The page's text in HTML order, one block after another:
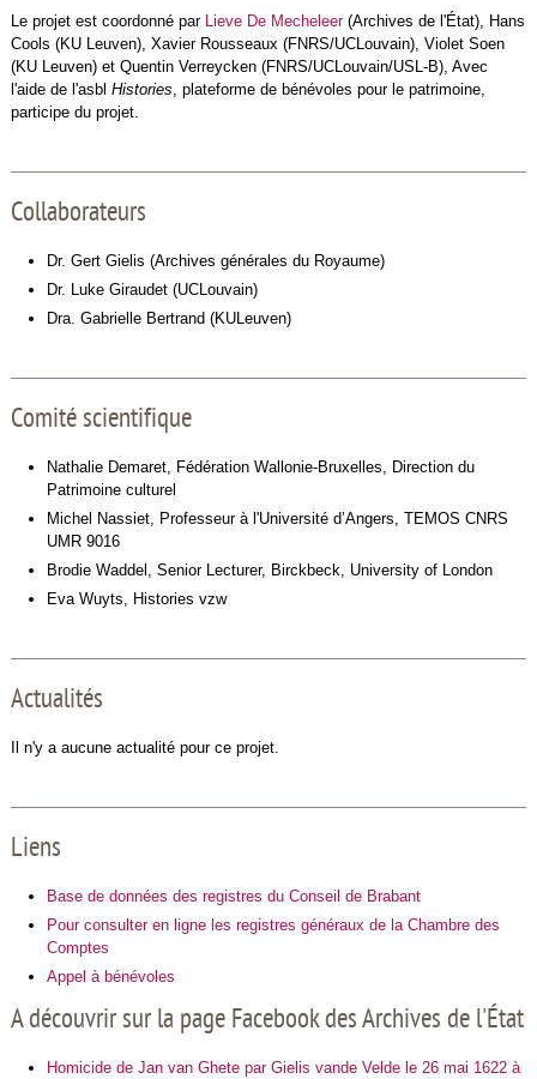
Le projet est coordonné par Lieve De Mecheleer(Archives de l'État), Hans
Cools (KU Leuven), Xavier Rousseaux (FNRS/UCLouvain), Violet Soen
(KU Leuven) et Quentin Verreycken (FNRS/UCLouvain/USL-B), Avec
l'aide de l'asbl Histories, plateforme de bénévoles pour le patrimoine,
participe du projet.
Collaborateurs
Dr. Gert Gielis (Archives générales du Royaume)
Dr. Luke Giraudet (UCLouvain)
Dra. Gabrielle Bertrand (KULeuven)
Comité scientifique
Nathalie Demaret, Fédération Wallonie-Bruxelles, Direction du
Patrimoine culturel
Michel Nassiet, Professeur à l'Université d’Angers, TEMOS CNRS
UMR 9016
Brodie Waddel, Senior Lecturer, Birckbeck, University of London
Eva Wuyts, Histories vzw
Actualités
Il n'y a aucune actualité pour ce projet.
Liens
Base de données des registres du Conseil de Brabant
Pour consulter en ligne les registres généraux de la Chambre des
Comptes
Appel à bénévoles
A découvrir sur la page Facebook des Archives de l'État
Homicide de Jan van Ghete par Gielis vande Velde le 26 mai 1622 à